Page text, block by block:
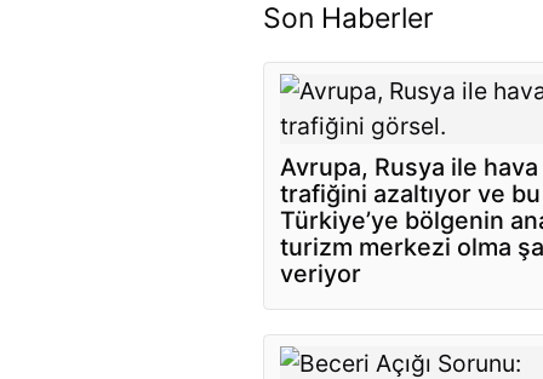
Son Haberler
Avrupa, Rusya ile hava
trafiğini azaltıyor ve
Türkiye’ye bölgenin
turizm merkezi olma
veriyor